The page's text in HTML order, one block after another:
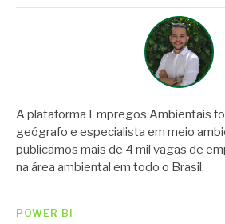
A plataforma Empregos Ambientais
geógrafo e especialista em meio
publicamos mais de 4 mil vagas de
na área ambiental em todo o Brasil.
POWER BI